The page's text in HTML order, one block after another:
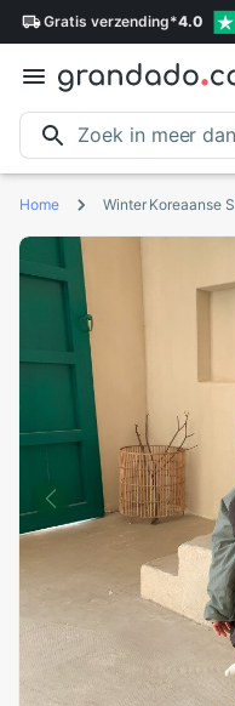
Gratis verzending*4.0
Home